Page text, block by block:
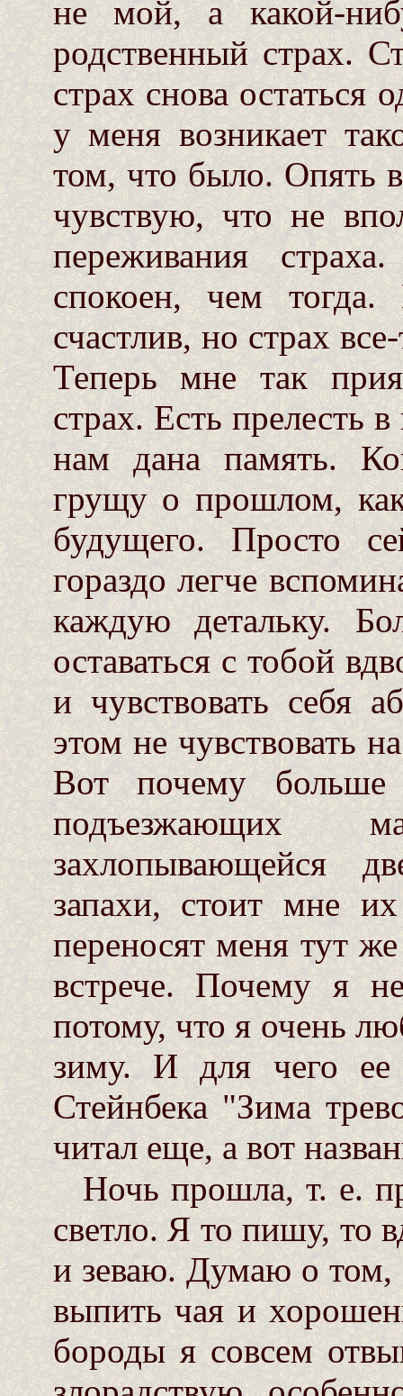
не мой, а какой-
родственный страх.
страх снова остаться
у меня возникает
том, что было. Опять
чувствую, что не
переживания
спокоен, чем
счастлив, но страх
Теперь мне так
страх. Есть прелесть
нам дана память.
грущу о прошлом,
будущего. Просто
гораздо легче
каждую детальку.
оставаться с тобой
и чувствовать себя
этом не чувствовать
Вот почему
подъезжающих
захлопывающейся
запахи, стоит мне
переносят меня тут
встрече. Почему я
потому, что я очень
зиму. И для чего ее
Стейнбека "Зима
читал еще, а вот
Ночь прошла, т. е.
светло. Я то пишу, то
и зеваю. Думаю о том,
выпить чая и
бороды я совсем